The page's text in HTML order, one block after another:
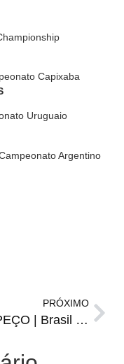
Capixaba
Uruguaio
Argentino
PRÓXIMO
TROPEÇO | Brasil empata com a Colômbia e perde a liderança do Sul-Americano Sub-20